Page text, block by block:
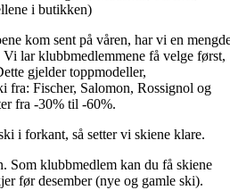
i butikken)
kom sent på våren, har vi en
Vi lar klubbmedlemmene få velge først,
gjelder toppmodeller,
fra: Fischer, Salomon, Rossignol og
fra -30% til -60%.
i forkant, så setter vi skiene klare.
Som klubbmedlem kan du få skiene
før desember (nye og gamle ski).